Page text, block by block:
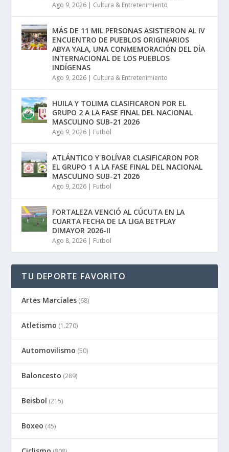
Ago 9, 2026 | Cultura & Entretenimiento
MÁS DE 11 MIL PERSONAS ASISTIERON AL IV
ENCUENTRO DE PUEBLOS ORIGINARIOS
ABYA YALA, UNA CONMEMORACIÓN DEL DÍA
INTERNACIONAL DE LOS PUEBLOS
INDÍGENAS
Ago 9, 2026 | Cultura & Entretenimiento
HUILA Y TOLIMA CLASIFICARON POR EL
GRUPO 2 A LA FASE FINAL DEL NACIONAL
MASCULINO SUB-21 2026
Ago 9, 2026 | Futbol
ATLÁNTICO Y BOLÍVAR CLASIFICARON POR
EL GRUPO 1 A LA FASE FINAL DEL NACIONAL
MASCULINO SUB-21 2026
Ago 9, 2026 | Futbol
FORTALEZA VENCIÓ AL CÚCUTA EN LA
CUARTA FECHA DE LA LIGA BETPLAY
DIMAYOR 2026-II
Ago 8, 2026 | Futbol
TU DEPORTE FAVORITO
Artes Marciales (68)
Atletismo (1.270)
Automovilismo (50)
Baloncesto (289)
Beisbol (215)
Boxeo (45)